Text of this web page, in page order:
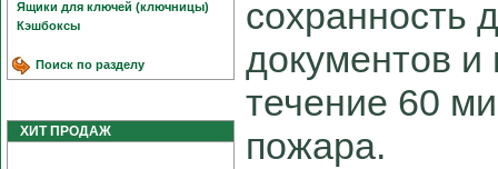
Ящики для ключей (ключницы)
Кэшбоксы
Поиск по разделу
ХИТ ПРОДАЖ
сохранность
документов и
течение 60
пожара.